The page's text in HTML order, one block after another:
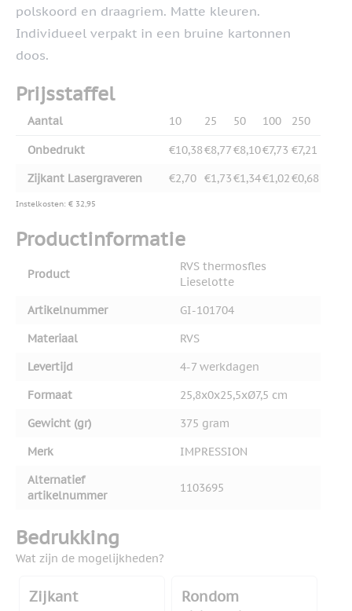
polskoord en draagriem. Matte kleuren.
Individueel verpakt in een bruine kartonnen
doos.
Prijsstaffel
Aantal 10 25 50 100 250
Onbedrukt €10,38€8,77€8,10€7,73 €7,21
Zijkant Lasergraveren
€2,70 €1,73€1,34€1,02€0,68
Instelkosten: € 32,95
Productinformatie
Product
RVS thermosfles
Lieselotte
Artikelnummer
GI-101704
Materiaal
RVS
Levertijd
4-7 werkdagen
Formaat
25,8x0x25,5xØ7,5 cm
Gewicht (gr)
375 gram
Merk
IMPRESSION
Alternatief
artikelnummer
1103695
Bedrukking
Wat zijn de mogelijkheden?
Zijkant Rondom